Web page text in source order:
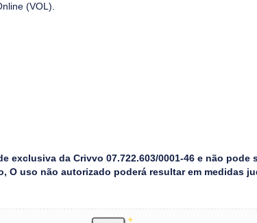
(VOL).
exclusiva da Crivvo 07.722.603/0001-46 e não pode
O uso não autorizado poderá resultar em medidas